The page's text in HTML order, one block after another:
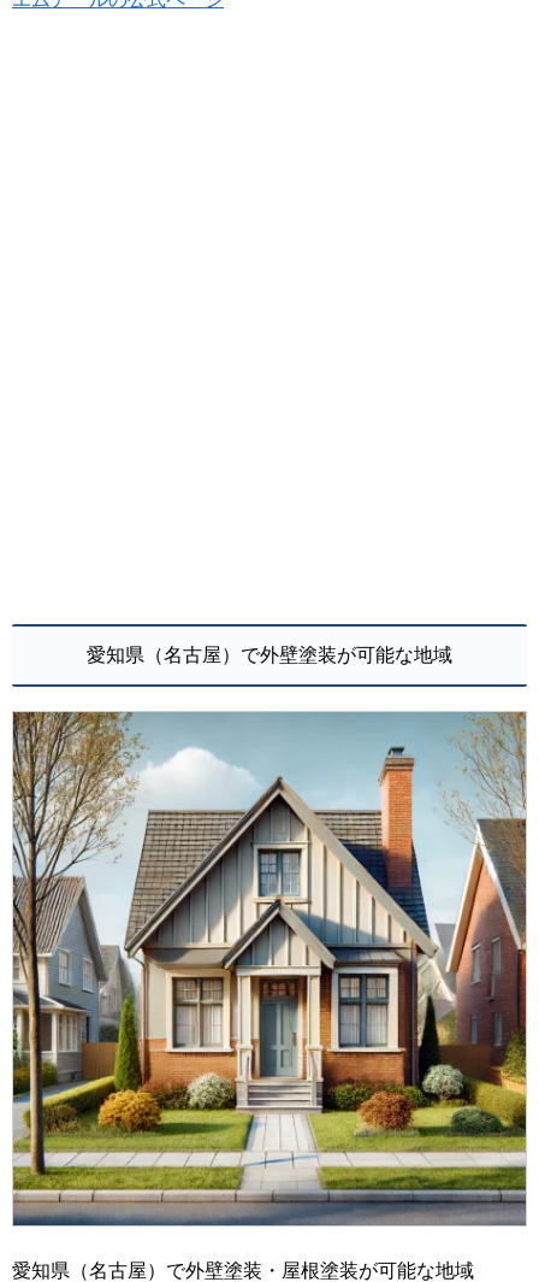
愛知県（名古屋）で外壁塗装が可能な地域
愛知県（名古屋）で外壁塗装・屋根塗装が可能な地域